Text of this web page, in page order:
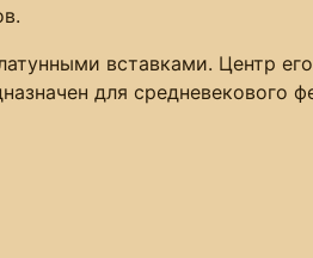
вставками. Центр
для средневекового